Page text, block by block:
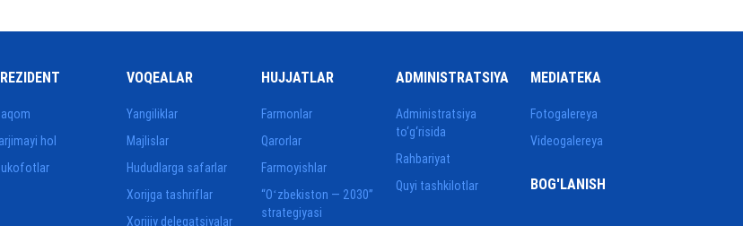
hol
VOQEALAR
Yangiliklar
Majlislar
Hududlarga safarlar
Xorijga tashriflar
Xorijiy delegatsiyalar
HUJJATLAR
Farmonlar
Qarorlar
Farmoyishlar
“Oʻzbekiston — 2030”
strategiyasi
ADMINISTRATSIYA
Administratsiya
to‘g‘risida
Rahbariyat
Quyi tashkilotlar
MEDIATEKA
Fotogalereya
Videogalereya
BOG'LANISH